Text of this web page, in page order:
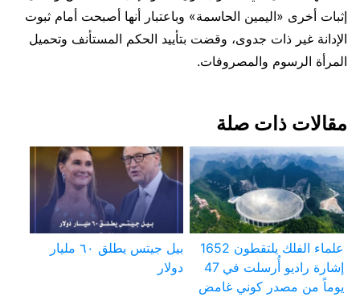
إثبات أخرى «اليمين الحاسمة» وباعتبار أنها أصبحت أمام ثبوت
الإدانة غير ذات جدوى، وقضت بتأييد الحكم المستأنف وتحميل
المرأة الرسوم والمصروفات.
مقالات ذات صلة
علماء الفلك يلتقطون 1652
إشارة راديو أُرسلت في 47
يوماً من مصدر كوني غامض
بيل جيتس يطلق ٦٠ مليار
دولار